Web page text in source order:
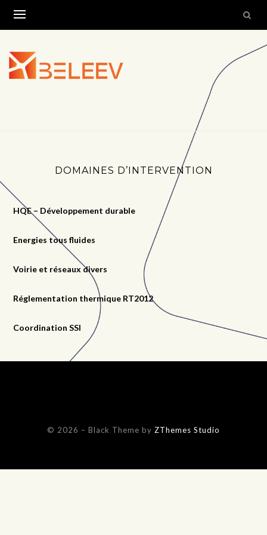
content
DOMAINES D’INTERVENTION
HQE – Développement durable
Energies tous fluides
Voirie et réseaux divers
Réglementation thermique RT2012
Coordination SSI
© 2026 – Black Theme by ZThemes Studio